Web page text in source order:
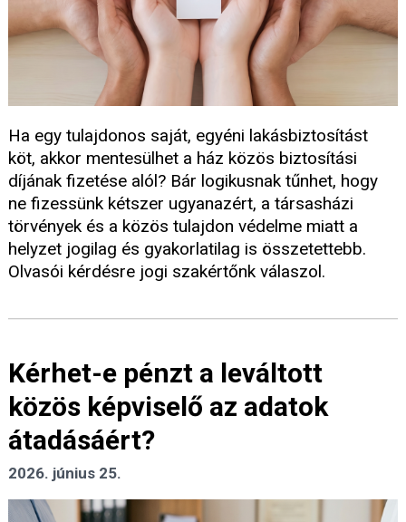
Ha egy tulajdonos saját, egyéni lakásbiztosítást
köt, akkor mentesülhet a ház közös biztosítási
díjának fizetése alól? Bár logikusnak tűnhet, hogy
ne fizessünk kétszer ugyanazért, a társasházi
törvények és a közös tulajdon védelme miatt a
helyzet jogilag és gyakorlatilag is összetettebb.
Olvasói kérdésre jogi szakértőnk válaszol.
Kérhet-e pénzt a leváltott
közös képviselő az adatok
átadásáért?
2026. június 25.